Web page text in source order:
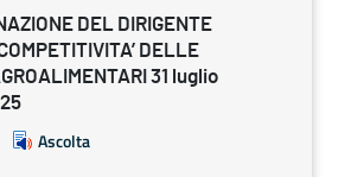
DEL DIRIGENTE
DELLE
31 luglio
Ascolta